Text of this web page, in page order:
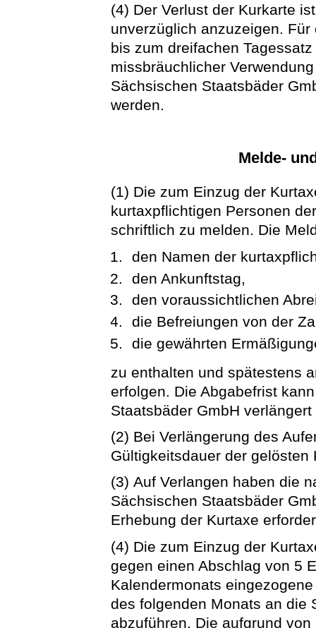
(4) Der Verlust der Kurkarte
unverzüglich anzuzeigen.
bis zum dreifachen
missbräuchlicher
Sächsischen Staatsbäder
werden.
Melde-
(1) Die zum Einzug der
kurtaxpflichtigen Personen
schriftlich zu melden. Die
den Namen der
den Ankunftstag,
den voraussichtlichen
die Befreiungen von der
die gewährten
zu enthalten und spätestens
erfolgen. Die Abgabefrist
Staatsbäder GmbH verlängert
(2) Bei Verlängerung des
Gültigkeitsdauer der
(3) Auf Verlangen haben die
Sächsischen Staatsbäder
Erhebung der Kurtaxe
(4) Die zum Einzug der
gegen einen Abschlag von 5
Kalendermonats
des folgenden Monats an die
abzuführen. Die aufgrund